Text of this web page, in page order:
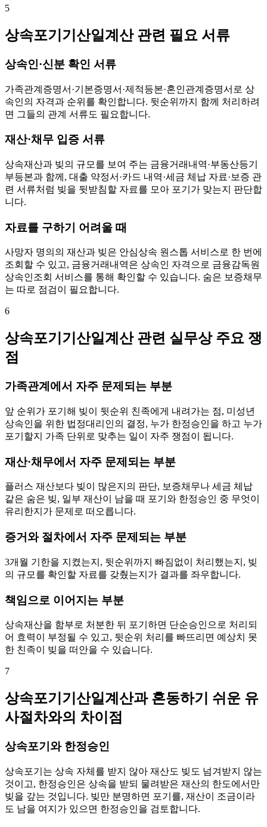
5
상속포기기산일계산 관련 필요 서류
상속인·신분 확인 서류
가족관계증명서·기본증명서·제적등본·혼인관계증명서로 상
속인의 자격과 순위를 확인합니다. 뒷순위까지 함께 처리하려
면 그들의 관계 서류도 필요합니다.
재산·채무 입증 서류
상속재산과 빚의 규모를 보여 주는 금융거래내역·부동산등기
부등본과 함께, 대출 약정서·카드 내역·세금 체납 자료·보증 관
련 서류처럼 빚을 뒷받침할 자료를 모아 포기가 맞는지 판단합
니다.
자료를 구하기 어려울 때
사망자 명의의 재산과 빚은 안심상속 원스톱 서비스로 한 번에
조회할 수 있고, 금융거래내역은 상속인 자격으로 금융감독원
상속인조회 서비스를 통해 확인할 수 있습니다. 숨은 보증채무
는 따로 점검이 필요합니다.
6
상속포기기산일계산 관련 실무상 주요 쟁
점
가족관계에서 자주 문제되는 부분
앞 순위가 포기해 빚이 뒷순위 친족에게 내려가는 점, 미성년
상속인을 위한 법정대리인의 결정, 누가 한정승인을 하고 누가
포기할지 가족 단위로 맞추는 일이 자주 쟁점이 됩니다.
재산·채무에서 자주 문제되는 부분
플러스 재산보다 빚이 많은지의 판단, 보증채무나 세금 체납
같은 숨은 빚, 일부 재산이 남을 때 포기와 한정승인 중 무엇이
유리한지가 문제로 떠오릅니다.
증거와 절차에서 자주 문제되는 부분
3개월 기한을 지켰는지, 뒷순위까지 빠짐없이 처리했는지, 빚
의 규모를 확인할 자료를 갖췄는지가 결과를 좌우합니다.
책임으로 이어지는 부분
상속재산을 함부로 처분한 뒤 포기하면 단순승인으로 처리되
어 효력이 부정될 수 있고, 뒷순위 처리를 빠뜨리면 예상치 못
한 친족이 빚을 떠안을 수 있습니다.
7
상속포기기산일계산과 혼동하기 쉬운 유
사절차와의 차이점
상속포기와 한정승인
상속포기는 상속 자체를 받지 않아 재산도 빚도 넘겨받지 않는
것이고, 한정승인은 상속을 받되 물려받은 재산의 한도에서만
빚을 갚는 것입니다. 빚만 분명하면 포기를, 재산이 조금이라
도 남을 여지가 있으면 한정승인을 검토합니다.